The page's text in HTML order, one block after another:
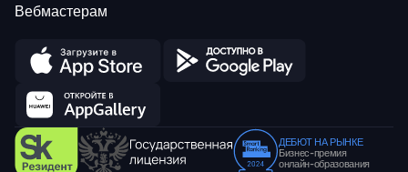
Вебмастерам
ДЕБЮТ НА РЫНКЕ
Бизнес-премия
онлайн-образования